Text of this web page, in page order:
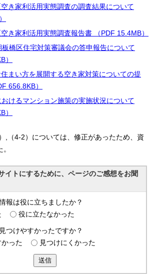
空き家利活用実態調査の調査結果について
空き家利活用実態調査報告書 （PDF 15.4MB）
板橋区住宅対策審議会の答申報告について
）
住まい方を展開する空き家対策についての提
656.8KB）
おけるマンション施策の実施状況について
）
,（4-2）については、修正があったため、資
イトにするために、ページのご感想をお聞
報は役に立ちましたか？
役に立たなかった
つけやすかったですか？
かった
見つけにくかった
送信